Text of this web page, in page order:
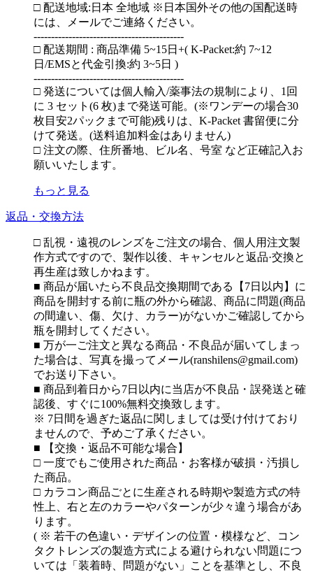
□ 配送地域:日本 全地域 ※日本国外その他の国配送時
には、メールでご連絡ください。
-------------------------------------------
□ 配送期間 : 商品準備 5~15日+( K-Packet:約 7~12
日/EMSと代金引換:約 3~5日 )
-------------------------------------------
□ 発送については個人輸入/薬事法の規制により、1回
に 3 セット(6 枚)まで発送可能。(※ワンデーの場合30
枚目安2パックまで可能)残りは、K-Packet 書留便に分
けて発送。(送料追加料金はありません)
□ 注文の際、住所番地、ビル名、号室 など正確記入お
願いいたします。
もっと見る
返品・交換方法
□ 乱視・遠視のレンズをご注文の場合、個人用注文製
作方式ですので、製作以後、キャンセルと返品·交換と
再生産は致しかねます。
■ 商品が届いたら不良品交換期間である【7日以内】に
商品を開封する前に瓶の外から確認、商品に問題(商品
の間違い、傷、欠け、カラー)がないかご確認してから
瓶を開封してください。
■ 万が一ご注文と異なる商品・不良品が届いてしまっ
た場合は、写真を撮ってメール(ranshilens@gmail.com)
でお送り下さい。
■ 商品到着日から7日以内に当店が不良品・誤発送と確
認後、すぐに100%無料交換致します。
※ 7日間を過ぎた返品に関しましては受け付けており
ませんので、予めご了承ください。
■ 【交換・返品不可能な場合】
□ 一度でもご使用された商品・お客様が破損・汚損し
た商品。
□ カラコン商品ごとに生産される時期や製造方式の特
性上、右と左のカラーやパターンが少々違う場合があ
ります。
( ※ 若干の色違い・デザインの位置・模様など、コン
タクトレンズの製造方式による避けられない問題につ
いては「装着時、問題がない」ことを基準とし、不良